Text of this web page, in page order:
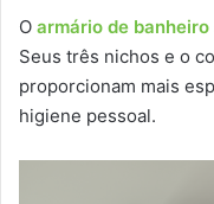
O armário de
Seus três nichos e o
proporcionam mais
higiene pessoal.